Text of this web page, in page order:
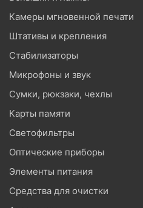
Камеры мгновенной печати
Штативы и крепления
Стабилизаторы
Микрофоны и звук
Сумки, рюкзаки, чехлы
Карты памяти
Светофильтры
Оптические приборы
Элементы питания
Средства для очистки